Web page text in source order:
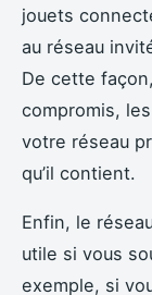
jouets
au réseau
De cette
compromis,
votre réseau
qu’il contient.
Enfin, le
utile si vous
exemple, si